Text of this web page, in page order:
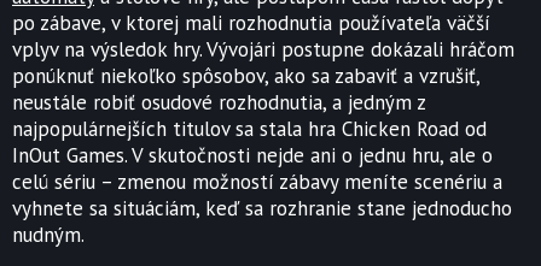
po zábave, v ktorej mali rozhodnutia používateľa väčší
vplyv na výsledok hry. Vývojári postupne dokázali hráčom
ponúknuť niekoľko spôsobov, ako sa zabaviť a vzrušiť,
neustále robiť osudové rozhodnutia, a jedným z
najpopulárnejších titulov sa stala hra Chicken Road od
InOut Games. V skutočnosti nejde ani o jednu hru, ale o
celú sériu – zmenou možností zábavy meníte scenériu a
vyhnete sa situáciám, keď sa rozhranie stane jednoducho
nudným.